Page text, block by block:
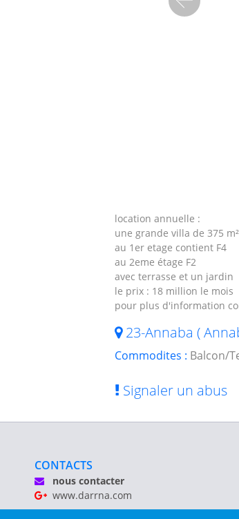
location annuelle :
une grande villa de 375
au 1er etage contient F4
au 2eme étage F2
avec terrasse et un jardin
le prix : 18 million le mois
pour plus d'information
23-Annaba (
Commodites : Balcon/
Signaler un abus
CONTACTS
nous contacter
www.darrna.com